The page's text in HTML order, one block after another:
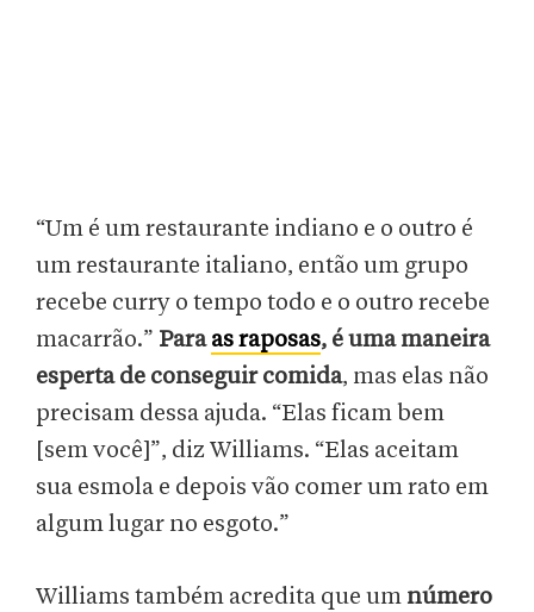
“Um é um restaurante indiano e o outro é
um restaurante italiano, então um grupo
recebe curry o tempo todo e o outro recebe
macarrão.” Paraas raposas, é uma maneira
esperta de conseguir comida, mas elas não
precisam dessa ajuda. “Elas ficam bem
[sem você]”, diz Williams. “Elas aceitam
sua esmola e depois vão comer um rato em
algum lugar no esgoto.”
Williams também acredita que um número